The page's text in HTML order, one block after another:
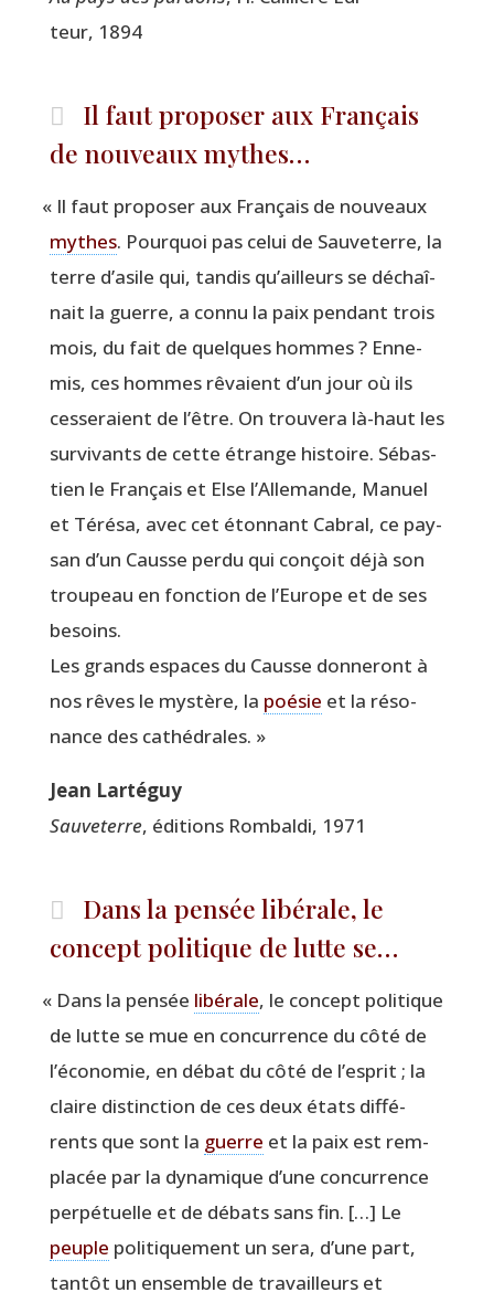
teur, 1894
Il faut proposer aux Français
de nouveaux mythes…
« Il faut pro­po­ser aux Fran­çais de nou­veaux
mythes. Pour­quoi pas celui de Sau­ve­terre, la
terre d’asile qui, tan­dis qu’ailleurs se déchaî­
nait la guerre, a connu la paix pen­dant trois
mois, du fait de quelques hommes ? Enne­
mis, ces hommes rêvaient d’un jour où ils
ces­se­raient de l’être. On trou­ve­ra là-haut les
sur­vi­vants de cette étrange his­toire. Sébas­
tien le Fran­çais et Else l’Allemande, Manuel
et Téré­sa, avec cet éton­nant Cabral, ce pay­
san d’un Causse per­du qui conçoit déjà son
trou­peau en fonc­tion de l’Europe et de ses
besoins.
Les grands espaces du Causse don­ne­ront à
nos rêves le mys­tère, la poé­sie et la réso­
nance des cathédrales. »
Jean Lar­té­guy
Sau­ve­terre, édi­tions Rom­bal­di, 1971
Dans la pensée libérale, le
concept politique de lutte se…
« Dans la pen­sée libé­rale, le concept poli­tique
de lutte se mue en concur­rence du côté de
l’économie, en débat du côté de l’esprit ; la
claire dis­tinc­tion de ces deux états dif­fé­
rents que sont la guerre et la paix est rem­
pla­cée par la dyna­mique d’une concur­rence
per­pé­tuelle et de débats sans fin. […] Le
peuple poli­ti­que­ment un sera, d’une part,
tan­tôt un ensemble de tra­vailleurs et